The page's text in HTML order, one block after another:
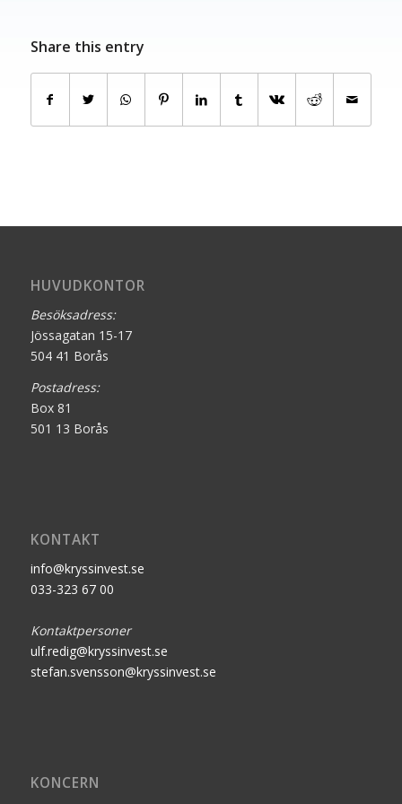
Share this entry
HUVUDKONTOR
Besöksadress:
Jössagatan 15-17
504 41 Borås
Postadress:
Box 81
501 13 Borås
KONTAKT
info@kryssinvest.se
033-323 67 00
Kontaktpersoner
ulf.redig@kryssinvest.se
stefan.svensson@kryssinvest.se
KONCERN